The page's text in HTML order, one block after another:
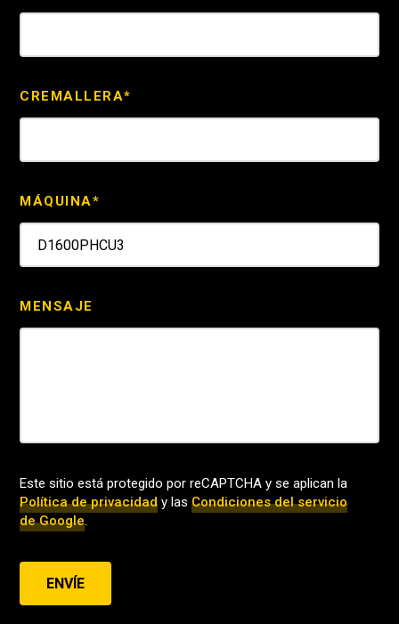
CREMALLERA*
MÁQUINA*
MENSAJE
Este sitio está protegido por reCAPTCHA y se aplican la
Política de privacidad y las Condiciones del servicio
de Google.
ENVÍE